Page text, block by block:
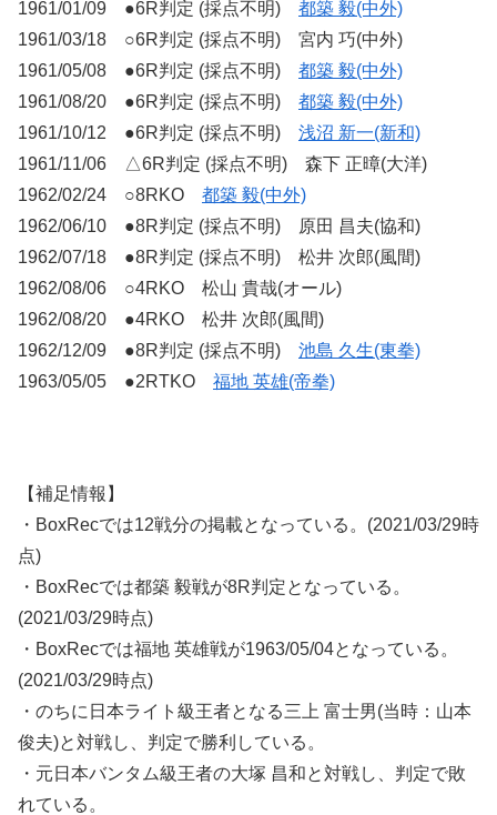
1961/01/09 ●6R判定 (採点不明) 都築 毅(中外)
1961/03/18 ○6R判定 (採点不明) 宮内 巧(中外)
1961/05/08 ●6R判定 (採点不明) 都築 毅(中外)
1961/08/20 ●6R判定 (採点不明) 都築 毅(中外)
1961/10/12 ●6R判定 (採点不明) 浅沼 新一(新和)
1961/11/06 △6R判定 (採点不明) 森下 正暲(大洋)
1962/02/24 ○8RKO 都築 毅(中外)
1962/06/10 ●8R判定 (採点不明) 原田 昌夫(協和)
1962/07/18 ●8R判定 (採点不明) 松井 次郎(風間)
1962/08/06 ○4RKO 松山 貴哉(オール)
1962/08/20 ●4RKO 松井 次郎(風間)
1962/12/09 ●8R判定 (採点不明) 池島 久生(東拳)
1963/05/05 ●2RTKO 福地 英雄(帝拳)
【補足情報】
・BoxRecでは12戦分の掲載となっている。(2021/03/29時
点)
・BoxRecでは都築 毅戦が8R判定となっている。
(2021/03/29時点)
・BoxRecでは福地 英雄戦が1963/05/04となっている。
(2021/03/29時点)
・のちに日本ライト級王者となる三上 富士男(当時：山本
俊夫)と対戦し、判定で勝利している。
・元日本バンタム級王者の大塚 昌和と対戦し、判定で敗
れている。